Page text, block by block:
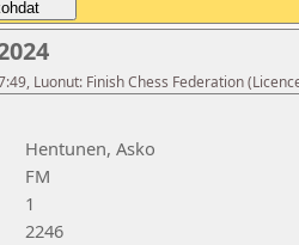
Luonut: Finish Chess Federation
Hentunen, Asko
FM
1
2246